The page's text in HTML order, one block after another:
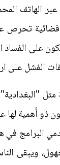
الهاتف
تحرص
على
الفشل على
ذو أهمية
البرامج
ويبقى